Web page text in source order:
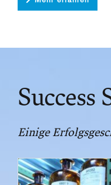
Success
Einige